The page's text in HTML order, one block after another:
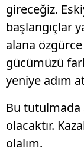
gireceğiz.
başlangıçlar
alana
gücümüzü
yeniye adım
Bu
olacaktır.
olalım.